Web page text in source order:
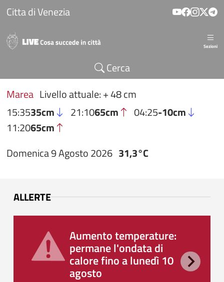
Salta al contenuto principale
Citta di Venezia
Sezioni
Cerca
Marea Livello attuale: + 48 cm
15:3535cm 21:1065cm 04:25-10cm
11:2065cm
Domenica 9 Agosto 2026 31,3°C
ALLERTE
Aumento temperature:
permane l'ondata di
calore fino a lunedì 10
agosto